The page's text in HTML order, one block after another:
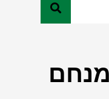
מנחם